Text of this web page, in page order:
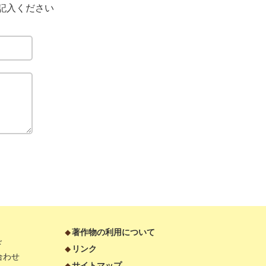
入ください
わせ
著作物の利用について
リンク